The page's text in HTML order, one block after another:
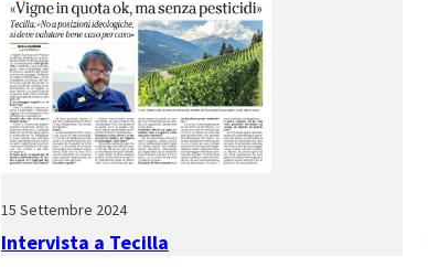
15 Settembre 2024
Intervista a Tecilla